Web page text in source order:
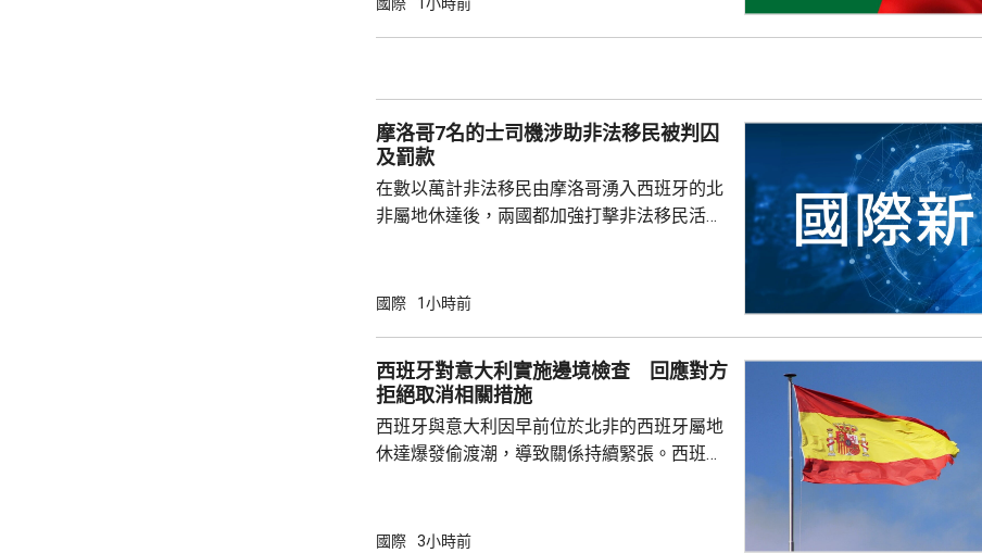
摩洛哥7名的士司機涉助非法移民被判囚
及罰款
在數以萬計非法移民由摩洛哥湧入西班牙的北
非屬地休達後，兩國都加強打擊非法移民活
元。 摩洛哥法院公布，這7名司機的無許可證
工，他們在無律師辯護下，被裁定罪成。人權
組織表示，在休達爆發移民危機後，已有最少
111人被羈押候審，涉及攻擊公職人員和...
國際 1小時前
西班牙對意大利實施邊境檢查 回應對方
拒絕取消相關措施
西班牙與意大利因早前位於北非的西班牙屬地
休達爆發偷渡潮，導致關係持續緊張。西班牙
有關措施由周六起在機場及港口執行，除非情
國際 3小時前